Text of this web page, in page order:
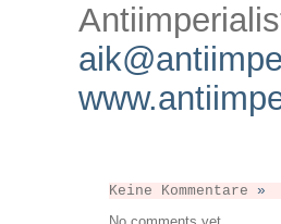
Keine Kommentare »